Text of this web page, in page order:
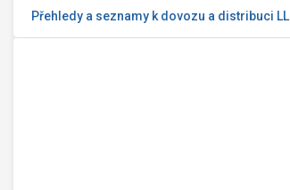
Přehledy a seznamy k dovozu a distribuci LL